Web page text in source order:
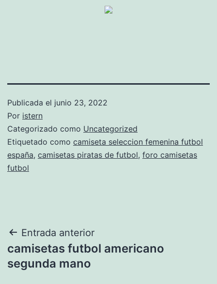
Publicada el junio 23, 2022
Por istern
Categorizado como Uncategorized
Etiquetado como camiseta seleccion femenina futbol
españa, camisetas piratas de futbol, foro camisetas
futbol
Navegación
de
Entrada anterior
camisetas futbol americano
segunda mano